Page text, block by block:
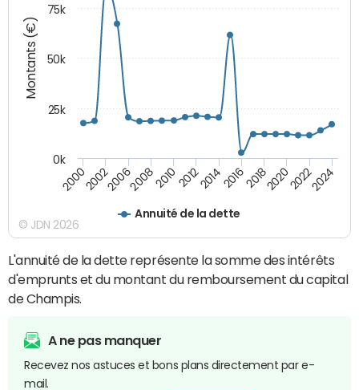
Montants (€)
Annuité de la dette
200020022006200820102012201420162018202020222024
0k
25k
50k
75k
© JDN 2026
L'annuité de la dette représente la somme des intérêts
d'emprunts et du montant du remboursement du capital
de Champis.
A ne pas manquer
Recevez nos astuces et bons plans directement par e-
mail.